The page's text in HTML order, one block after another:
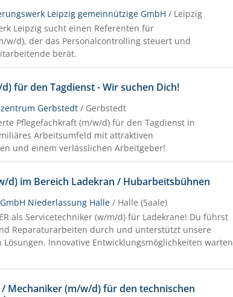
Leipzig gemeinnützige GmbH / Leipzig
Leipzig sucht einen Referenten für
w/d), der das Personalcontrolling steuert und
berät.
für den Tagdienst - Wir suchen Dich!
Gerbstedt / Gerbstedt
Pflegefachkraft (m/w/d) für den Tagdienst in
Arbeitsumfeld mit attraktiven
und einem verlässlichen Arbeitgeber!
d) im Bereich Ladekran / Hubarbeitsbühnen
GmbH Niederlassung Halle / Halle (Saale)
als Servicetechniker (w/m/d) für Ladekrane! Du führst
Reparaturarbeiten durch und unterstützt unsere
Innovative Entwicklungsmöglichkeiten warten
Mechaniker (m/w/d) für den technischen